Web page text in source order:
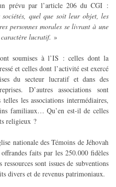
prévu par l’article 206 du CGI :
quel que soit leur objet, les
personnes morales se livrant à une
lucratif. »
soumises à l’IS : celles dont la
et celles dont l’activité est exercé
du secteur lucratif et dans des
D’autres associations sont
les associations intermédiaires,
familiaux… Qu’en est-il de celles
religieux ?
nationale des Témoins de Jéhovah
faits par les 250.000 fidèles
sont issues de subventions
divers et de revenus patrimoniaux.